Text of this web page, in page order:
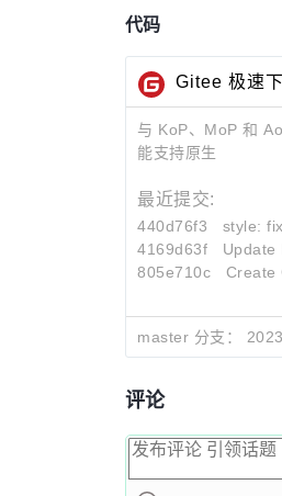
代码
Gitee 极速
与 KoP、MoP 和
能支持原生
最近提交:
440d76f3 style:
4169d63f
Update
805e710c
Create
master 分支：
评论